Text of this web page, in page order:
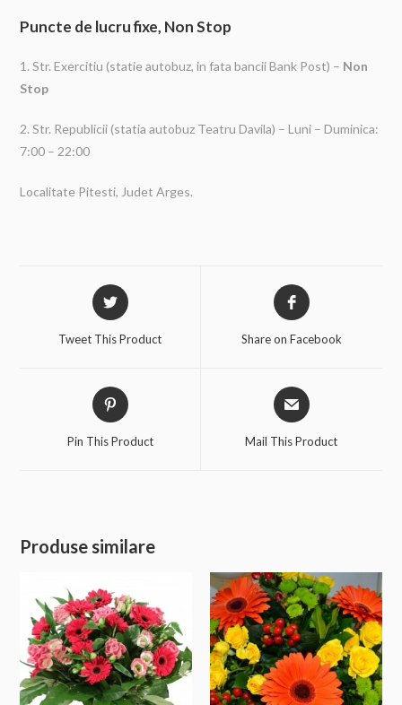
Puncte de lucru fixe, Non Stop
1. Str. Exercitiu (statie autobuz, in fata bancii Bank Post) – Non
Stop
2. Str. Republicii (statia autobuz Teatru Davila) – Luni – Duminica:
7:00 – 22:00
Localitate Pitesti, Judet Arges.
Tweet This Product Share on Facebook
Pin This Product Mail This Product
Produse similare